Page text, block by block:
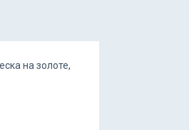
на золоте,